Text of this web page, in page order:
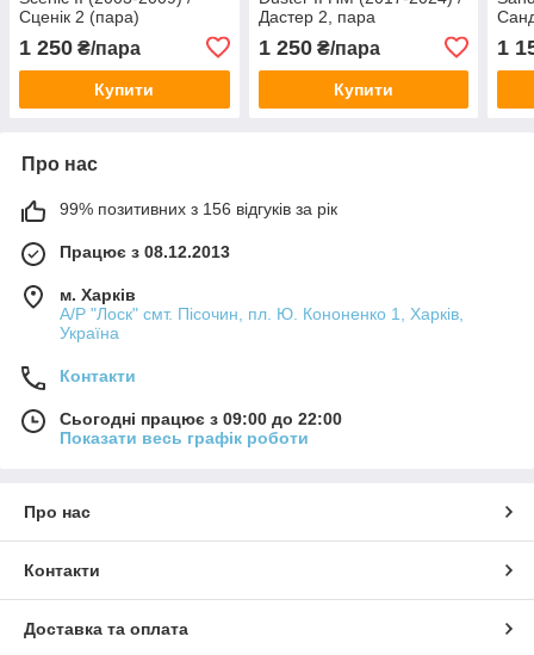
Сценік 2 (пара)
1 250 ₴/пара
Купити
Дастер 2, пара
1 250₴/пара
Купити
1
Про нас
99% позитивних з 156 відгуків за рік
Працює з 08.12.2013
м. Харків
А/Р "Лоск" смт. Пісочин, пл. Ю. Кононенко 1, Харків,
Україна
Контакти
Сьогодні працює з 09:00 до 22:00
Показати весь графік роботи
Про нас
Контакти
Доставка та оплата